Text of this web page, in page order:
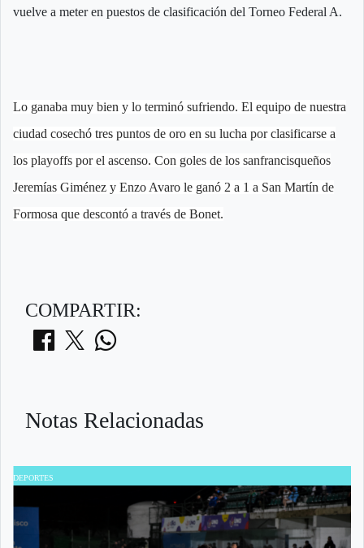
vuelve a meter en puestos de clasificación del Torneo Federal A.
Lo ganaba muy bien y lo terminó sufriendo. El equipo de nuestra
ciudad cosechó tres puntos de oro en su lucha por clasificarse a
los playoffs por el ascenso. Con goles de los sanfrancisqueños
Jeremías Giménez y Enzo Avaro le ganó 2 a 1 a San Martín de
Formosa que descontó a través de Bonet.
COMPARTIR:
Notas Relacionadas
DEPORTES